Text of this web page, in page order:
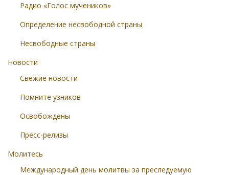
Радио «Голос мучеников»
Определение несвободной страны
Несвободные страны
Новости
Свежие новости
Помните узников
Освобождены
Пресс-релизы
Молитесь
Международный день молитвы за преследуемую